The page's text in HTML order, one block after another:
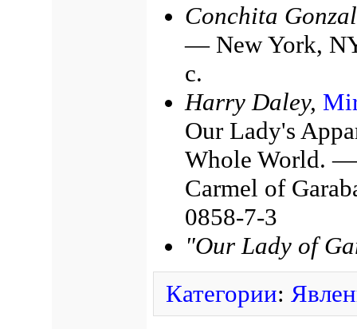
Conchita
— New York,
с.
Harry Daley,
Our Lady's
Whole World.
Carmel of
0858-7-3
"Our Lady of
Категории: